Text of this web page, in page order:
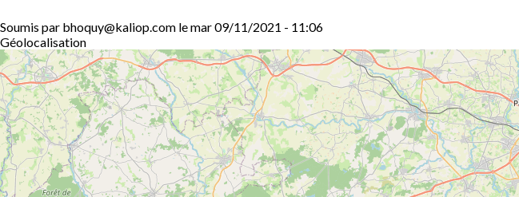
Soumis par bhoquy@kaliop.com lemar 09/11/2021 - 11:06
Géolocalisation